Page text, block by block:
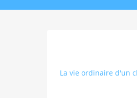
La vie ordinaire d'un